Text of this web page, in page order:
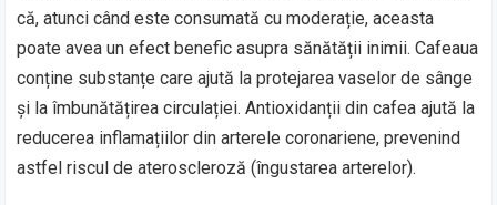
că, atunci când este consumată cu moderație, aceasta
poate avea un efect benefic asupra sănătății inimii. Cafeaua
conține substanțe care ajută la protejarea vaselor de sânge
și la îmbunătățirea circulației. Antioxidanții din cafea ajută la
reducerea inflamațiilor din arterele coronariene, prevenind
astfel riscul de ateroscleroză (îngustarea arterelor).